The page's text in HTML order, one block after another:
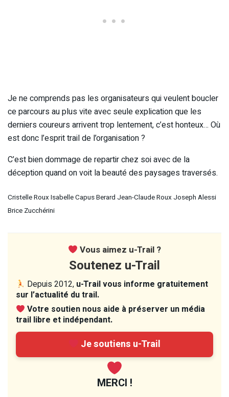
Je ne comprends pas les organisateurs qui veulent boucler
ce parcours au plus vite avec seule explication que les
derniers coureurs arrivent trop lentement, c’est honteux… Où
est donc l’esprit trail de l’organisation ?
C’est bien dommage de repartir chez soi avec de la
déception quand on voit la beauté des paysages traversés.
Cristelle Roux Isabelle Capus Berard Jean-Claude Roux Joseph Alessi
Brice Zucchérini
Vous aimez u-Trail ?
Soutenez u-Trail
Depuis 2012, u-Trail vous informe gratuitement
sur l’actualité du trail.
Votre soutien nous aide à préserver un média
trail libre et indépendant.
Je soutiens u-Trail
MERCI !